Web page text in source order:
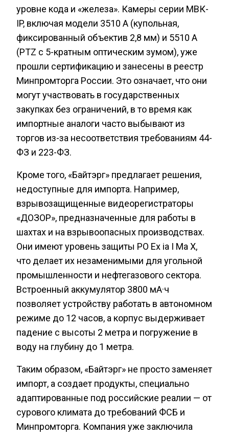
уровне кода и «железа». Камеры серии МВК-
IP, включая модели 3510 A (купольная,
фиксированный объектив 2,8 мм) и 5510 A
(PTZ с 5-кратным оптическим зумом), уже
прошли сертификацию и занесены в реестр
Минпромторга России. Это означает, что они
могут участвовать в государственных
закупках без ограничений, в то время как
импортные аналоги часто выбывают из
торгов из-за несоответствия требованиям 44-
ФЗ и 223-ФЗ.
Кроме того, «Байтэрг» предлагает решения,
недоступные для импорта. Например,
взрывозащищенные видеорегистраторы
«ДОЗОР», предназначенные для работы в
шахтах и на взрывоопасных производствах.
Они имеют уровень защиты РО Ех ia I Ma X,
что делает их незаменимыми для угольной
промышленности и нефтегазового сектора.
Встроенный аккумулятор 3800 мА·ч
позволяет устройству работать в автономном
режиме до 12 часов, а корпус выдерживает
падение с высоты 2 метра и погружение в
воду на глубину до 1 метра.
Таким образом, «Байтэрг» не просто заменяет
импорт, а создает продукты, специально
адаптированные под российские реалии — от
сурового климата до требований ФСБ и
Минпромторга. Компания уже заключила